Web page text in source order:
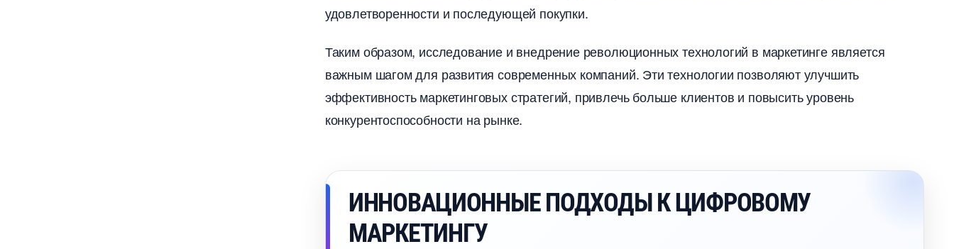
удовлетворенности и последующей покупки.
Таким образом, исследование и внедрение революционных технологий в маркетинге является
ажным шагом для развития современных компаний. Эти технологии позволяют улучшить
эффективность маркетинговых стратегий, привлечь больше клиентов и повысить уровень
конкурентоспособности на рынке.
ИННОВАЦИОННЫЕ ПОДХОДЫ К ЦИФРОВОМУ
МАРКЕТИНГУ